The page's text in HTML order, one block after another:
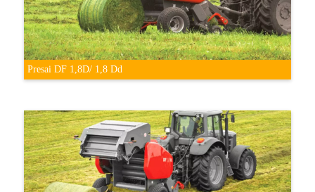
Presai DF 1,8D/ 1,8 Dd